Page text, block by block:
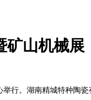
矿山机械展
行。湖南精城特种陶瓷